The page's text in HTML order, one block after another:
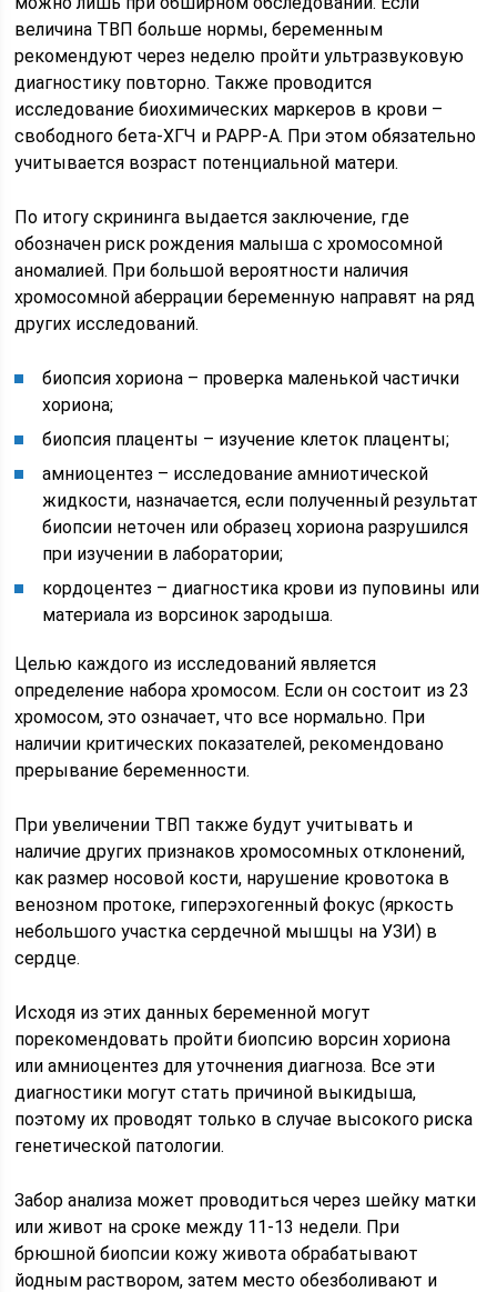
величина ТВП больше нормы, беременным
рекомендуют через неделю пройти ультразвуковую
диагностику повторно. Также проводится
исследование биохимических маркеров в крови –
свободного бета-ХГЧ и PAPP-A. При этом обязательно
учитывается возраст потенциальной матери.
По итогу скрининга выдается заключение, где
обозначен риск рождения малыша с хромосомной
аномалией. При большой вероятности наличия
хромосомной аберрации беременную направят на ряд
других исследований.
биопсия хориона – проверка маленькой частички
хориона;
биопсия плаценты – изучение клеток плаценты;
амниоцентез – исследование амниотической
жидкости, назначается, если полученный результат
биопсии неточен или образец хориона разрушился
при изучении в лаборатории;
кордоцентез – диагностика крови из пуповины или
материала из ворсинок зародыша.
Целью каждого из исследований является
определение набора хромосом. Если он состоит из 23
хромосом, это означает, что все нормально. При
наличии критических показателей, рекомендовано
прерывание беременности.
При увеличении ТВП также будут учитывать и
наличие других признаков хромосомных отклонений,
как размер носовой кости, нарушение кровотока в
венозном протоке, гиперэхогенный фокус (яркость
небольшого участка сердечной мышцы на УЗИ) в
сердце.
Исходя из этих данных беременной могут
порекомендовать пройти биопсию ворсин хориона
или амниоцентез для уточнения диагноза. Все эти
диагностики могут стать причиной выкидыша,
поэтому их проводят только в случае высокого риска
генетической патологии.
Забор анализа может проводиться через шейку матки
или живот на сроке между 11-13 недели. При
брюшной биопсии кожу живота обрабатывают
йодным раствором, затем место обезболивают и